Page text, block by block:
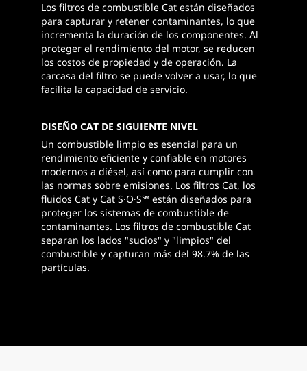
Los filtros de combustible Cat están diseñados
para capturar y retener contaminantes, lo que
incrementa la duración de los componentes. Al
proteger el rendimiento del motor, se reducen
los costos de propiedad y de operación. La
carcasa del filtro se puede volver a usar, lo que
facilita la capacidad de servicio.
DISEÑO CAT DE SIGUIENTE NIVEL
Un combustible limpio es esencial para un
rendimiento eficiente y confiable en motores
modernos a diésel, así como para cumplir con
las normas sobre emisiones. Los filtros Cat, los
fluidos Cat y Cat S∙O∙S℠ están diseñados para
proteger los sistemas de combustible de
contaminantes. Los filtros de combustible Cat
separan los lados "sucios" y "limpios" del
combustible y capturan más del 98.7% de las
partículas.